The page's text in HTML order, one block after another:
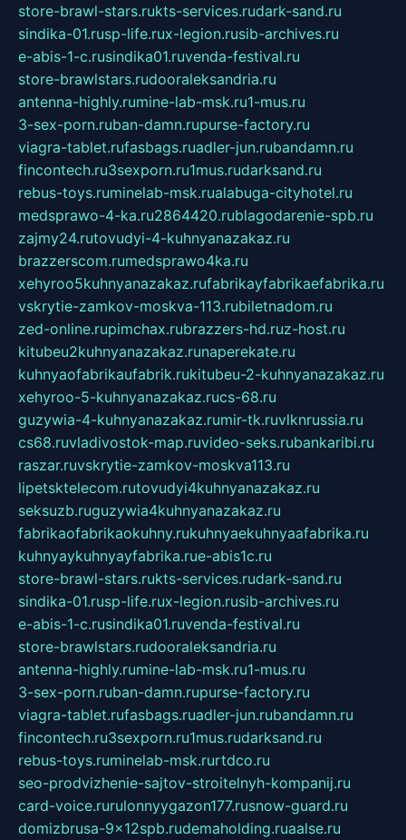
store-brawl-stars.rukts-services.rudark-sand.ru
sindika-01.rusp-life.rux-legion.rusib-archives.ru
e-abis-1-c.rusindika01.ruvenda-festival.ru
store-brawlstars.rudooraleksandria.ru
antenna-highly.rumine-lab-msk.ru1-mus.ru
3-sex-porn.ruban-damn.rupurse-factory.ru
viagra-tablet.rufasbags.ruadler-jun.rubandamn.ru
fincontech.ru3sexporn.ru1mus.rudarksand.ru
rebus-toys.ruminelab-msk.rualabuga-cityhotel.ru
medsprawo-4-ka.ru2864420.rublagodarenie-spb.ru
zajmy24.rutovudyi-4-kuhnyanazakaz.ru
brazzerscom.rumedsprawo4ka.ru
xehyroo5kuhnyanazakaz.rufabrikayfabrikaefabrika.ru
vskrytie-zamkov-moskva-113.rubiletnadom.ru
zed-online.rupimchax.rubrazzers-hd.ruz-host.ru
kitubeu2kuhnyanazakaz.runaperekate.ru
kuhnyaofabrikaufabrik.rukitubeu-2-kuhnyanazakaz.ru
xehyroo-5-kuhnyanazakaz.rucs-68.ru
guzywia-4-kuhnyanazakaz.rumir-tk.ruvlknrussia.ru
cs68.ruvladivostok-map.ruvideo-seks.rubankaribi.ru
raszar.ruvskrytie-zamkov-moskva113.ru
lipetsktelecom.rutovudyi4kuhnyanazakaz.ru
seksuzb.ruguzywia4kuhnyanazakaz.ru
fabrikaofabrikaokuhny.rukuhnyaekuhnyaafabrika.ru
kuhnyaykuhnyayfabrika.rue-abis1c.ru
store-brawl-stars.rukts-services.rudark-sand.ru
sindika-01.rusp-life.rux-legion.rusib-archives.ru
e-abis-1-c.rusindika01.ruvenda-festival.ru
store-brawlstars.rudooraleksandria.ru
antenna-highly.rumine-lab-msk.ru1-mus.ru
3-sex-porn.ruban-damn.rupurse-factory.ru
viagra-tablet.rufasbags.ruadler-jun.rubandamn.ru
fincontech.ru3sexporn.ru1mus.rudarksand.ru
rebus-toys.ruminelab-msk.rurtdco.ru
seo-prodvizhenie-sajtov-stroitelnyh-kompanij.ru
card-voice.rurulonnyygazon177.rusnow-guard.ru
domizbrusa-9x12spb.rudemaholding.ruaalse.ru